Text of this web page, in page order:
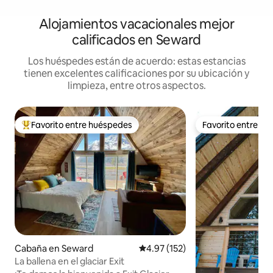
Alojamientos vacacionales mejor
calificados en Seward
Los huéspedes están de acuerdo: estas estancias
tienen excelentes calificaciones por su ubicación y
limpieza, entre otros aspectos.
De los mejores en Favorito entre huéspedes
Favorito entre huéspedes
Cabaña en Seward Calificación promedio: 4.97 de
4.97 (152)
La ballena en el glaciar Exit
Favorito entre
Favorito entre